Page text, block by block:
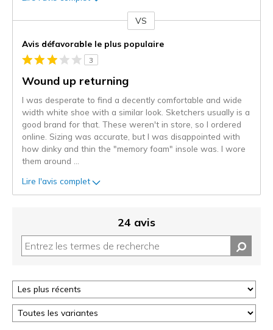
projecteur
sur
les
VS
Avis défavorable le plus populaire
3
Wound up returning
I was desperate to find a decently comfortable and wide
width white shoe with a similar look. Sketchers usually is a
good brand for that. These weren't in store, so I ordered
online. Sizing was accurate, but I was disappointed with
how dinky and thin the "memory foam" insole was. I wore
them around
Lire l'avis complet
24 avis